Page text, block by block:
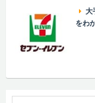
大
をわ